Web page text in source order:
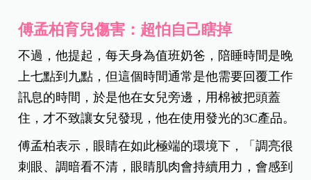
傅孟柏育兒傷害：超怕自己瞎掉
不過，他提起，每天身為值班奶爸，陪睡時間是晚
上七點到九點，但這個時間通常是他需要回覆工作
訊息的時間，於是他在女兒旁邊，用棉被把頭蓋
住，才不致讓女兒發現，他在使用發光的3C產品。
傅孟柏表示，眼睛在如此極端的環境下，「調亮很
刺眼、調暗看不清，眼睛肌肉會持續用力，會感到